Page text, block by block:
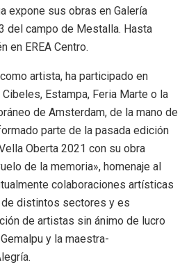
expone sus obras en Galería
del campo de Mestalla. Hasta
en EREA Centro.
artista, ha participado en
Estampa, Feria Marte o la
de Amsterdam, de la mano de
parte de la pasada edición
Oberta 2021 con su obra
de la memoria», homenaje al
colaboraciones artísticas
distintos sectores y es
de artistas sin ánimo de lucro
y la maestra-